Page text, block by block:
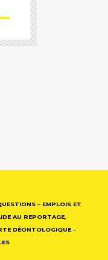
– EMPLOIS ET
AU REPORTAGE,
DÉONTOLOGIQUE –